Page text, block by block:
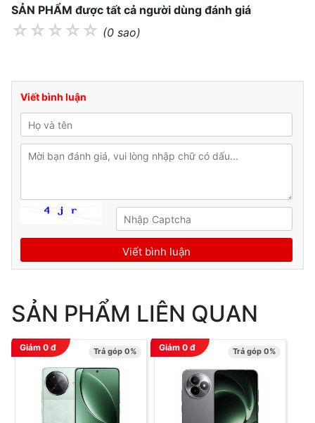
SẢN PHẨM được tất cả người dùng đánh giá
☆ ☆ ☆ ☆ ☆ (0 sao)
Viết bình luận
SẢN PHẨM LIÊN QUAN
Giảm 0đ Trả góp 0% Giảm 0đ Trả góp 0%